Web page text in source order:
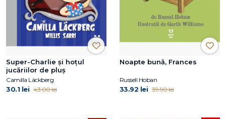
Super-Charlie și hoțul
jucăriilor de pluș
Camilla Läckberg
30.1 lei 43.00 lei
Noapte bună, Frances
Russell Hoban
33.92 lei 39.90 lei